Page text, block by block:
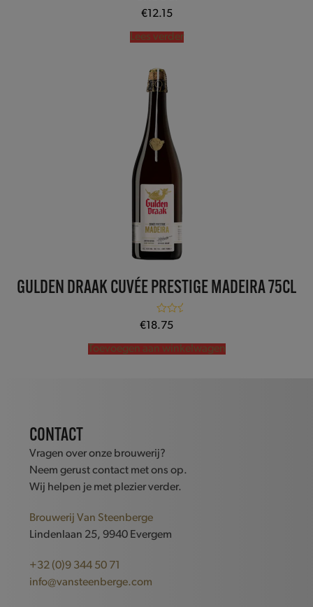
€12.15
Lees verder
GULDEN DRAAK CUVÉE PRESTIGE MADEIRA 75CL
Gewaardeerd
5.00
€ 18.75
Toevoegen aan winkelwagen
CONTACT
Vragen over onze brouwerij?
Neem gerust contact met ons op.
Wij helpen je met plezier verder.
Brouwerij Van Steenberge
Lindenlaan 25, 9940 Evergem
+32 (0)9 344 50 71
info@vansteenberge.com